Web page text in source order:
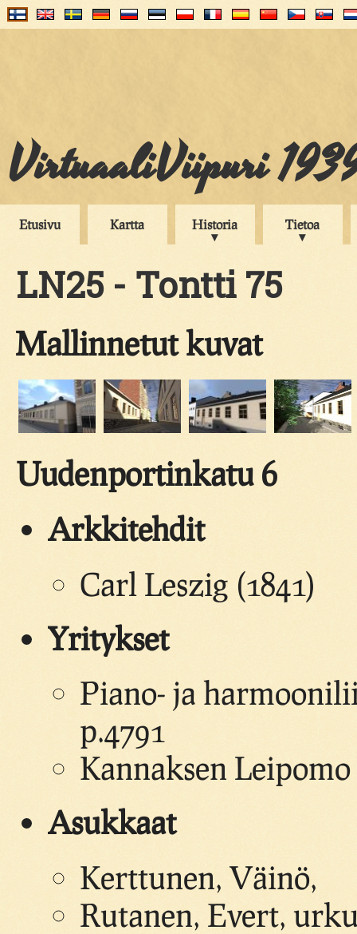
VirtuaaliViipuri
Etusivu Kartta Historia Tietoa
LN25 - Tontti 75
Mallinnetut kuvat
Uudenportinkatu 6
Arkkitehdit
Carl Leszig (1841)
Yritykset
Piano- ja
p.4791
Kannaksen Leipomo
Asukkaat
Kerttunen, Väinö,
Rutanen, Evert,